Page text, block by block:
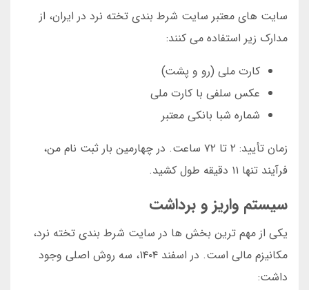
سایت های معتبر سایت شرط بندی تخته نرد در ایران، از
مدارک زیر استفاده می کنند:
کارت ملی (رو و پشت)
عکس سلفی با کارت ملی
شماره شبا بانکی معتبر
زمان تأیید: ۲ تا ۷۲ ساعت. در چهارمین بار ثبت نام من،
فرآیند تنها ۱۱ دقیقه طول کشید.
سیستم واریز و برداشت
یکی از مهم ترین بخش ها در سایت شرط بندی تخته نرد،
مکانیزم مالی است. در اسفند ۱۴۰۴، سه روش اصلی وجود
داشت: